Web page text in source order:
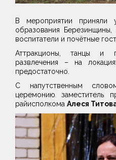
В мероприятии приняли
образования Березинщины,
воспитатели и почётные
Аттракционы, танцы и
развлечения – на
предостаточно.
С напутственным
церемонию заместитель
райисполкома Алеся